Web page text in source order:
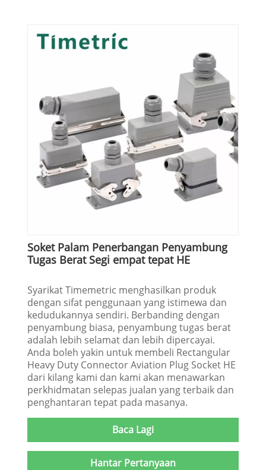
Soket Palam Penerbangan Penyambung
Tugas Berat Segi empat tepat HE
Syarikat Timemetric menghasilkan produk
dengan sifat penggunaan yang istimewa dan
kedudukannya sendiri. Berbanding dengan
penyambung biasa, penyambung tugas berat
adalah lebih selamat dan lebih dipercayai.
Anda boleh yakin untuk membeli Rectangular
Heavy Duty Connector Aviation Plug Socket HE
dari kilang kami dan kami akan menawarkan
perkhidmatan selepas jualan yang terbaik dan
penghantaran tepat pada masanya.
Baca Lagi
Hantar Pertanyaan